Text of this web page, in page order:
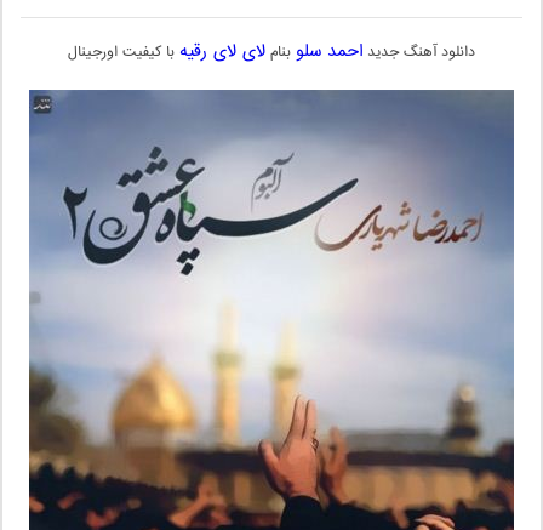
دانلود آهنگ جدید احمد سلوبناملای لای رقیهبا کیفیت اورجینال